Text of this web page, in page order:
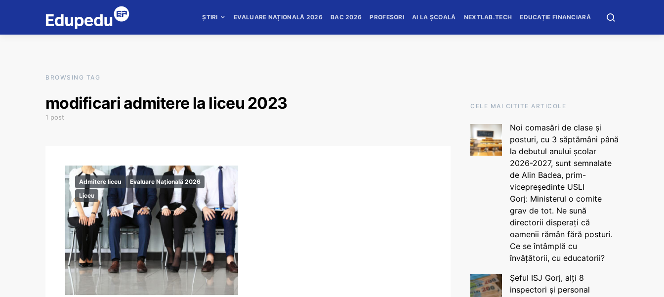
ȘTIRI EVALUARE NAȚIONALĂ 2026 BAC 2026 PROFESORI AI LA ȘCOALĂ NEXTLAB.TECH EDUCAȚIE FINANCIARĂ
BROWSING TAG
modificari admitere la liceu 2023
1 post
Admitere liceu
Evaluare Națională 2026
Liceu
CELE MAI CITITE ARTICOLE
Noi comasări de clase și
posturi, cu 3 săptămâni până
la debutul anului școlar
2026-2027, sunt semnalate
de Alin Badea, prim-
vicepreședinte USLI
Gorj: Ministerul o comite
grav de tot. Ne sună
directorii disperați că
oamenii rămân fără posturi.
Ce se întâmplă cu
învățătorii, cu educatorii?
Șeful ISJ Gorj, alți 8
inspectori și personal